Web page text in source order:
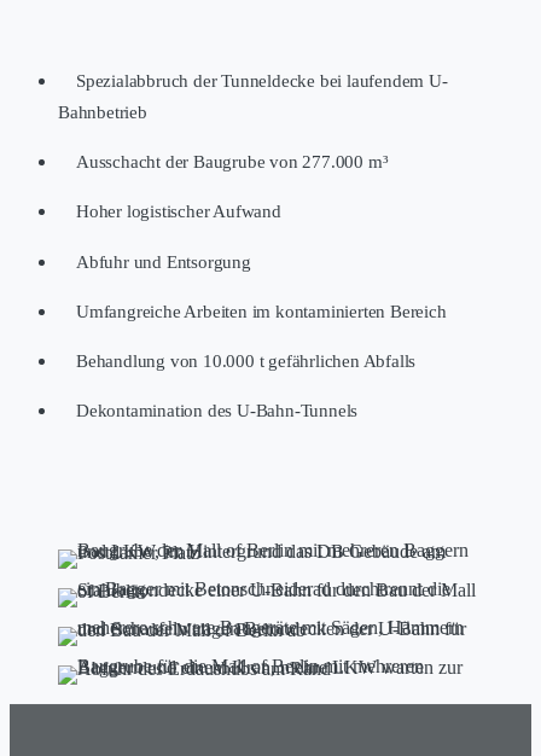
Spezialabbruch der Tunneldecke bei laufendem U-
Bahnbetrieb
Ausschacht der Baugrube von 277.000 m³
Hoher logistischer Aufwand
Abfuhr und Entsorgung
Umfangreiche Arbeiten im kontaminierten Bereich
Behandlung von 10.000 t gefährlichen Abfalls
Dekontamination des U-Bahn-Tunnels